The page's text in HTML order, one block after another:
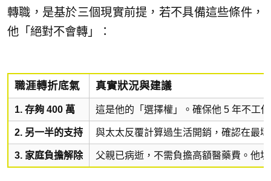
轉職，是基於三個現實前提，若不具備這些條件，
他「絕對不會轉」：
職涯轉折底氣 真實狀況與建議
1. 存夠 400 萬 這是他的「選擇權」。確保他 5 年不工
2. 另一半的支持 與太太反覆計算過生活開銷，確認在最
3. 家庭負擔解除 父親已病逝，不需負擔高額醫藥費。他